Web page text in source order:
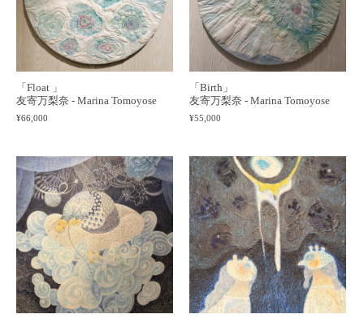
「Float 」
友寄万梨奈 - Marina Tomoyose
¥66,000
「Birth」
友寄万梨奈 - Marina Tomoyose
¥55,000